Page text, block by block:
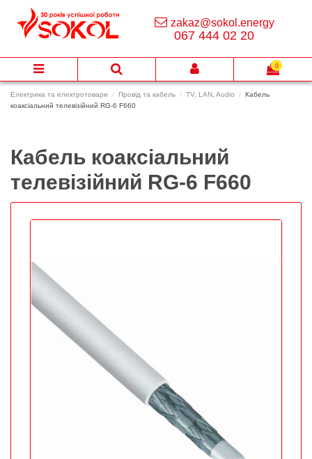
Електрика та електротовари Провід та кабель TV, LAN, Audio
Кабель
коаксіальний телевізійний RG-6 F660
Кабель коаксіальний
телевізійний RG-6 F660
zakaz@sokol.energy
067 444 02 20
0